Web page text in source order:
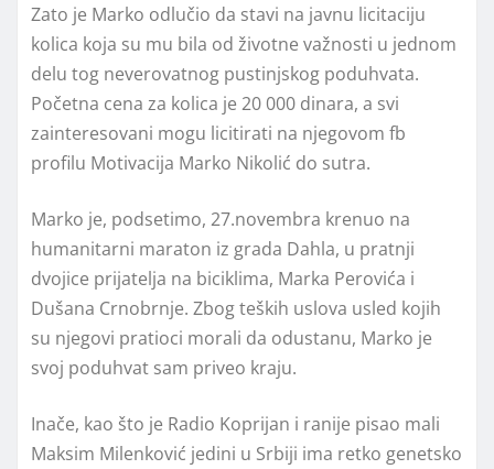
Zato je Marko odlučio da stavi na javnu licitaciju
kolica koja su mu bila od životne važnosti u jednom
delu tog neverovatnog pustinjskog poduhvata.
Početna cena za kolica je 20 000 dinara, a svi
zainteresovani mogu licitirati na njegovom fb
profilu Motivacija Marko Nikolić do sutra.
Marko je, podsetimo, 27.novembra krenuo na
humanitarni maraton iz grada Dahla, u pratnji
dvojice prijatelja na biciklima, Marka Perovića i
Dušana Crnobrnje. Zbog teških uslova usled kojih
su njegovi pratioci morali da odustanu, Marko je
svoj poduhvat sam priveo kraju.
Inače, kao što je Radio Koprijan i ranije pisao mali
Maksim Milenković jedini u Srbiji ima retko genetsko